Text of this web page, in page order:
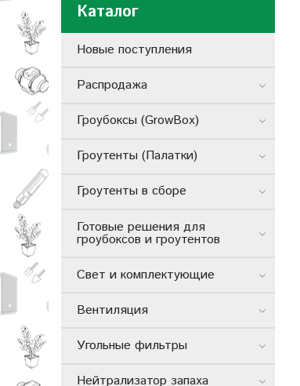
Каталог
Новые поступления
Распродажа
Гроубоксы (GrowBox)
Гроутенты (Палатки)
Гроутенты в сборе
Готовые решения для
гроубоксов и гроутентов
Свет и комплектующие
Вентиляция
Угольные фильтры
Нейтрализатор запаха